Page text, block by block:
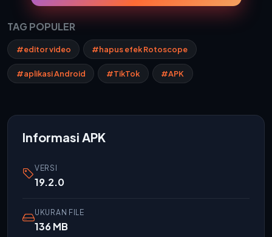
TAG POPULER
#editor video #hapus efek Rotoscope
#aplikasi Android #TikTok #APK
Informasi APK
VERSI
19.2.0
UKURAN FILE
136 MB